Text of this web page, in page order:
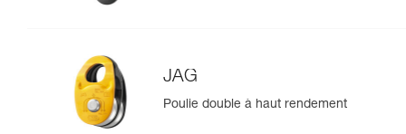
JAG
Poulie double à haut rendement